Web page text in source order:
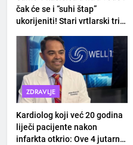
čak će se i “suhi štap”
ukorijeniti! Stari vrtlarski trik
godinama
ZDRAVLJE
Kardiolog koji već 20 godina
liječi pacijente nakon
infarkta otkrio: Ove 4 jutarnje